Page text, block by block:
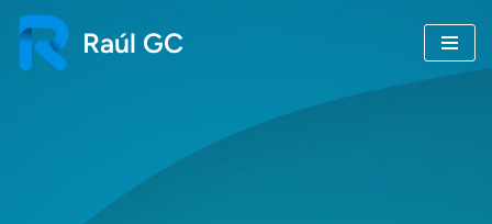
Saltar
Raúl GC